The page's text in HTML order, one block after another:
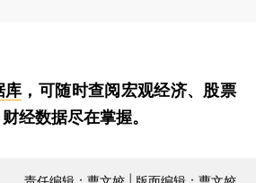
库 ，可随时查阅宏观经济、股票
经数据尽在掌握。